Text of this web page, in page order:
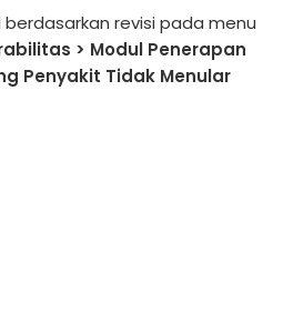
revisi pada menu
> Modul Penerapan
Penyakit Tidak Menular